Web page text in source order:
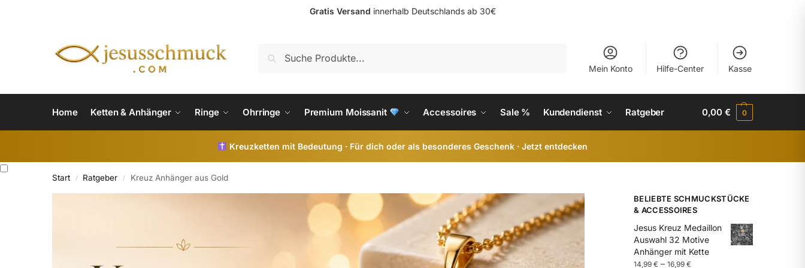
Gratis Versand innerhalb Deutschlands ab 30€
Mein Konto Hilfe-Center Kasse
Home Ketten & Anhänger Ringe Ohrringe Premium Moissanit Accessoires Sale % Kundendienst Ratgeber 0,00€ 0
Kreuzketten mit Bedeutung · Für dich oder als besonderes Geschenk · Jetzt entdecken
Start / Ratgeber / Kreuz Anhänger aus Gold
BELIEBTE SCHMUCKSTÜCKE
& ACCESSOIRES
Jesus Kreuz Medaillon
Auswahl 32 Motive
Anhänger mit Kette
14,99€ –16,99€